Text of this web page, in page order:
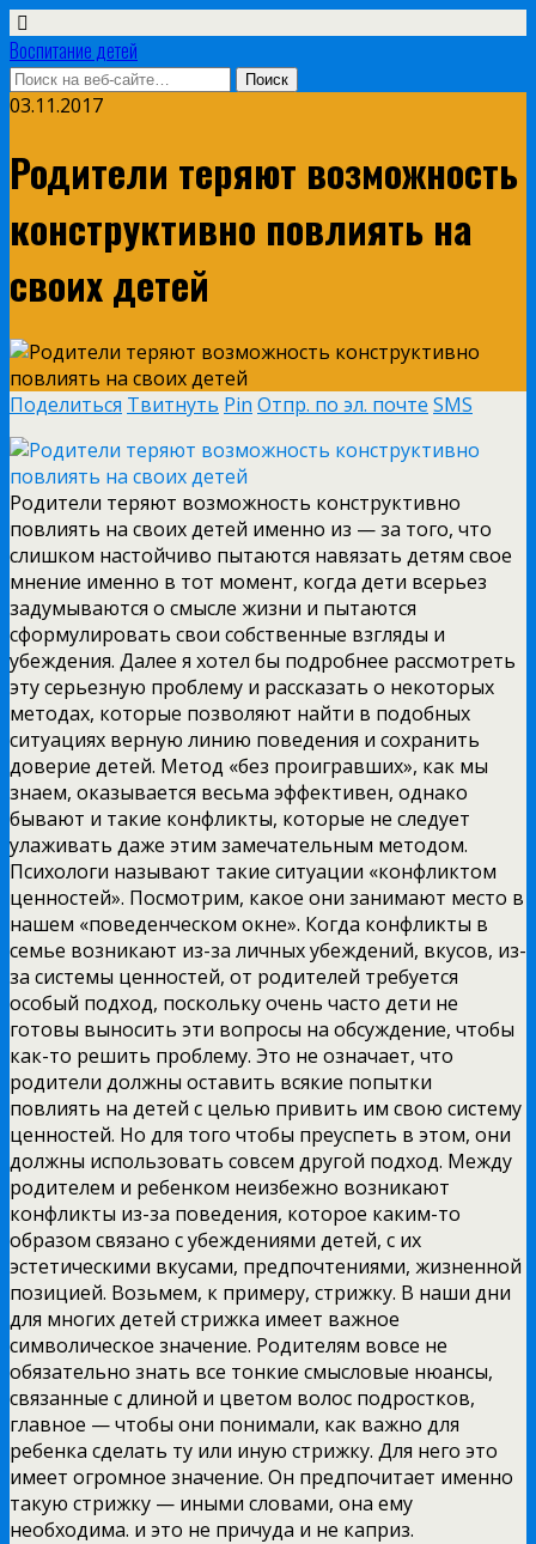
Воспитание детей
03.11.2017
Родители теряют возможность
конструктивно повлиять на
своих детей
Поделиться Твитнуть Pin Отпр. по эл. почте SMS
Родители теряют возможность конструктивно
повлиять на своих детей именно из — за того, что
слишком настойчиво пытаются навязать детям свое
мнение именно в тот момент, когда дети всерьез
задумываются о смысле жизни и пытаются
сформулировать свои собственные взгляды и
убеждения. Далее я хотел бы подробнее рассмотреть
эту серьезную проблему и рассказать о некоторых
методах, которые позволяют найти в подобных
ситуациях верную линию поведения и сохранить
доверие детей. Метод «без проигравших», как мы
знаем, оказывается весьма эффективен, однако
бывают и такие конфликты, которые не следует
улаживать даже этим замечательным методом.
Психологи называют такие ситуации «конфликтом
ценностей». Посмотрим, какое они занимают место в
нашем «поведенческом окне». Когда конфликты в
семье возникают из-за личных убеждений, вкусов, из-
за системы ценностей, от родителей требуется
особый подход, поскольку очень часто дети не
готовы выносить эти вопросы на обсуждение, чтобы
как-то решить проблему. Это не означает, что
родители должны оставить всякие попытки
повлиять на детей с целью привить им свою систему
ценностей. Но для того чтобы преуспеть в этом, они
должны использовать совсем другой подход. Между
родителем и ребенком неизбежно возникают
конфликты из-за поведения, которое каким-то
образом связано с убеждениями детей, с их
эстетическими вкусами, предпочтениями, жизненной
позицией. Возьмем, к примеру, стрижку. В наши дни
для многих детей стрижка имеет важное
символическое значение. Родителям вовсе не
обязательно знать все тонкие смысловые нюансы,
связанные с длиной и цветом волос подростков,
главное — чтобы они понимали, как важно для
ребенка сделать ту или иную стрижку. Для него это
имеет огромное значение. Он предпочитает именно
такую стрижку — иными словами, она ему
необходима. и это не причуда и не каприз.